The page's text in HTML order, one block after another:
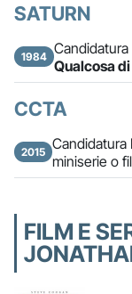
SATURN
1984 Qualcosa
CCTA
2015 miniserie o
FILM E